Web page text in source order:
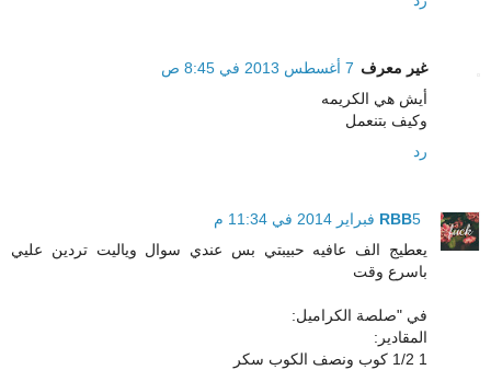
غير معرف 7 أغسطس 2013 في 8:45 ص
أيش هي الكريمه
وكيف بتنعمل
رد
RBB5 فبراير 2014 في 11:34 م
يعطيج الف عافيه حبيبتي بس عندي سوال وياليت تردين عليي
باسرع وقت
في "صلصة الكراميل:
المقادير:
1 1/2 كوب ونصف الكوب سكر